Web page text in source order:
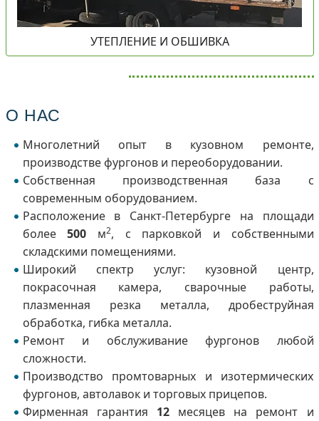
УТЕПЛЕНИЕ И ОБШИВКА
О НАС
Многолетний опыт в кузовном ремонте,
производстве фургонов и переоборудовании.
Собственная производственная база с
современным оборудованием.
Расположение в Санкт-Петербурге на площади
более500 м2, с парковкой и собственными
складскими помещениями.
Широкий спектр услуг: кузовной центр,
покрасочная камера, сварочные работы,
плазменная резка металла, дробеструйная
обработка, гибка металла.
Ремонт и обслуживание фургонов любой
сложности.
Производство промтоварных и изотермических
фургонов, автолавок и торговых прицепов.
Фирменная гарантия 12месяцев на ремонт и